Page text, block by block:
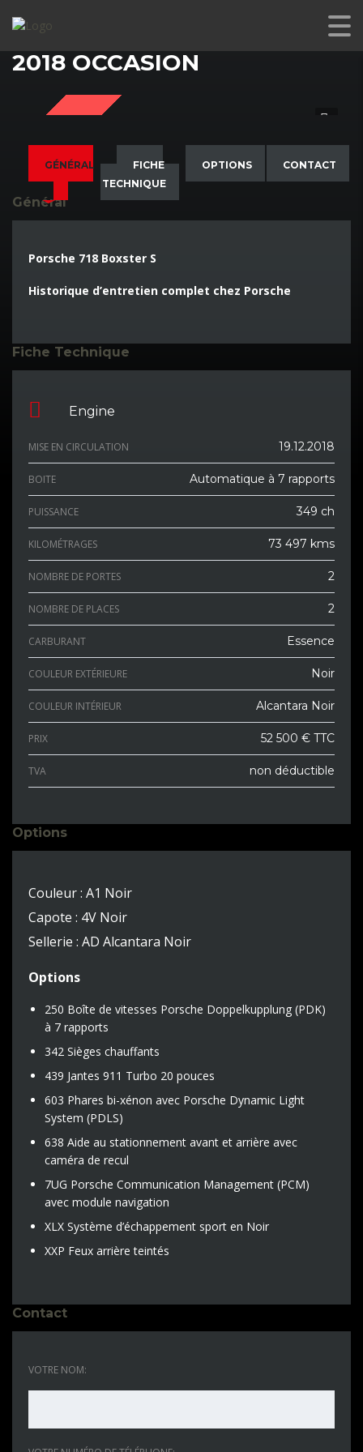
2018 OCCASION
SOLD
GÉNÉRAL
FICHE
TECHNIQUE
OPTIONS CONTACT
Général
Porsche 718 Boxster S
Historique d’entretien complet chez Porsche
Fiche Technique
Engine
MISE EN CIRCULATION 19.12.2018
BOITE Automatique à 7 rapports
PUISSANCE 349 ch
KILOMÉTRAGES 73 497 kms
NOMBRE DE PORTES 2
NOMBRE DE PLACES 2
CARBURANT Essence
COULEUR EXTÉRIEURE Noir
COULEUR INTÉRIEUR Alcantara Noir
PRIX 52 500 € TTC
TVA non déductible
Options
Couleur : A1 Noir
Capote : 4V Noir
Sellerie : AD Alcantara Noir
Options
250 Boîte de vitesses Porsche Doppelkupplung (PDK)
à 7 rapports
342 Sièges chauffants
439 Jantes 911 Turbo 20 pouces
603 Phares bi-xénon avec Porsche Dynamic Light
System (PDLS)
638 Aide au stationnement avant et arrière avec
caméra de recul
7UG Porsche Communication Management (PCM)
avec module navigation
XLX Système d’échappement sport en Noir
XXP Feux arrière teintés
Contact
VOTRE NOM: